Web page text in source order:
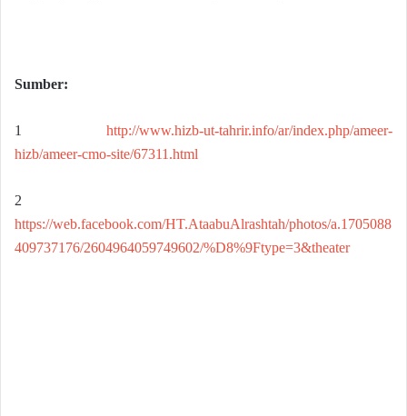
Sumber:
1 http://www.hizb-ut-tahrir.info/ar/index.php/ameer-
hizb/ameer-cmo-site/67311.html
2
https://web.facebook.com/HT.AtaabuAlrashtah/photos/a.1705088
409737176/2604964059749602/%D8%9Ftype=3&theater